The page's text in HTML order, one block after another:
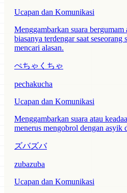
Ucapan dan Komunikasi
Menggambarkan suara bergumam
biasanya terdengar saat seseorang
mencari alasan.
ぺちゃくちゃ
pechakucha
Ucapan dan Komunikasi
Menggambarkan suara atau
menerus mengobrol dengan asyik
ズバズバ
zubazuba
Ucapan dan Komunikasi